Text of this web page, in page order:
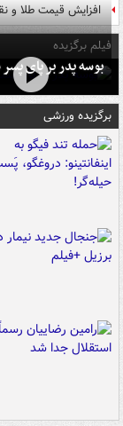
افزایش قیمت طلا و
فیلم برگزیده
بوسه‌ پدر بر پای
برگزیده ورزشی